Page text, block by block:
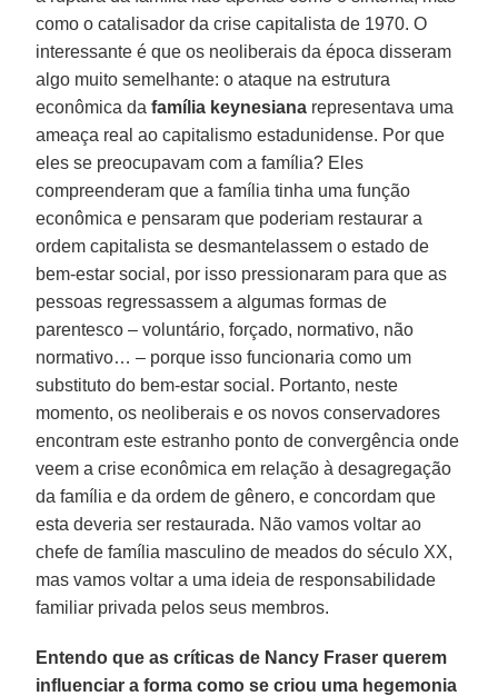
como o catalisador da crise capitalista de 1970. O
interessante é que os neoliberais da época disseram
algo muito semelhante: o ataque na estrutura
econômica dafamília keynesiana representava uma
ameaça real ao capitalismo estadunidense. Por que
eles se preocupavam com a família? Eles
compreenderam que a família tinha uma função
econômica e pensaram que poderiam restaurar a
ordem capitalista se desmantelassem o estado de
bem-estar social, por isso pressionaram para que as
pessoas regressassem a algumas formas de
parentesco – voluntário, forçado, normativo, não
normativo… – porque isso funcionaria como um
substituto do bem-estar social. Portanto, neste
momento, os neoliberais e os novos conservadores
encontram este estranho ponto de convergência onde
veem a crise econômica em relação à desagregação
da família e da ordem de gênero, e concordam que
esta deveria ser restaurada. Não vamos voltar ao
chefe de família masculino de meados do século XX,
mas vamos voltar a uma ideia de responsabilidade
familiar privada pelos seus membros.
Entendo que as críticas de Nancy Fraser querem
influenciar a forma como se criou uma hegemonia